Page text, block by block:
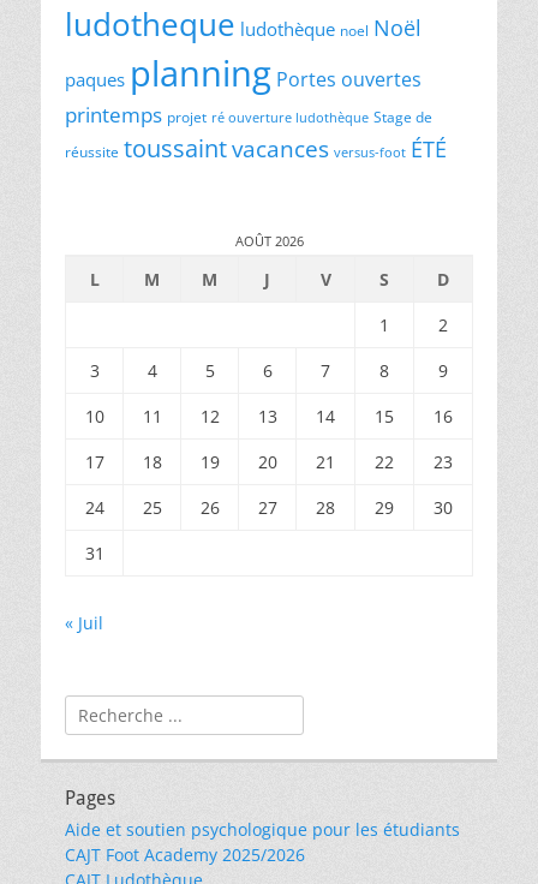
ludotheque ludothèque noel Noël
paques planning Portes ouvertes
printemps projet ré ouverture ludothèque Stage de
réussite toussaintvacances versus-foot ÉTÉ
AOÛT 2026
L M M J V S
D
1
2
3
4 5 6 7 8
9
10
11 12 13 14 15
16
17
18 19 20 21 22
23
24
25 26 27 28 29
30
31
« Juil
Rechercher :
Pages
Aide et soutien psychologique pour les étudiants
CAJT Foot Academy 2025/2026